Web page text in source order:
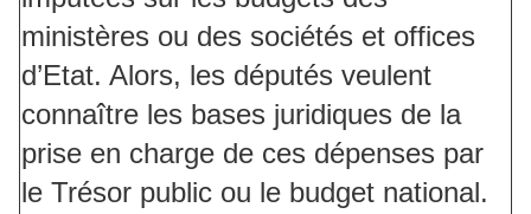
ministères ou des sociétés et offices
d’Etat. Alors, les députés veulent
connaître les bases juridiques de la
prise en charge de ces dépenses par
le Trésor public ou le budget national.